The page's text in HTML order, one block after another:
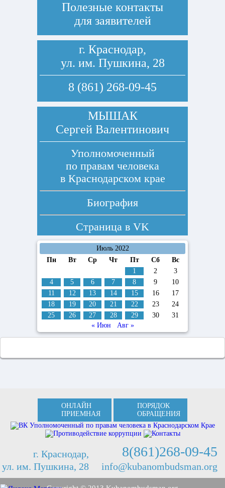
Полезные контакты
для заявителей
г. Краснодар,
ул. им. Пушкина, 28
8 (861) 268-09-45
МЫШАК
Сергей Валентинович
Уполномоченный
по правам человека
в Краснодарском крае
Биография
Страница в VK
Июль 2022
Пн
Вт Ср Чт Пт Сб
Вс
1
2
3
4
5 6 7 8 9
10
11
12 13 14 15 16
17
18
19 20 21 22 23
24
25
26 27 28 29 30
31
« Июн
Авг »
ОНЛАЙН
ПРИЕМНАЯ
ПОРЯДОК
ОБРАЩЕНИЯ
г. Краснодар,
ул. им. Пушкина, 28
8(861)268-09-45
info@kubanombudsman.org